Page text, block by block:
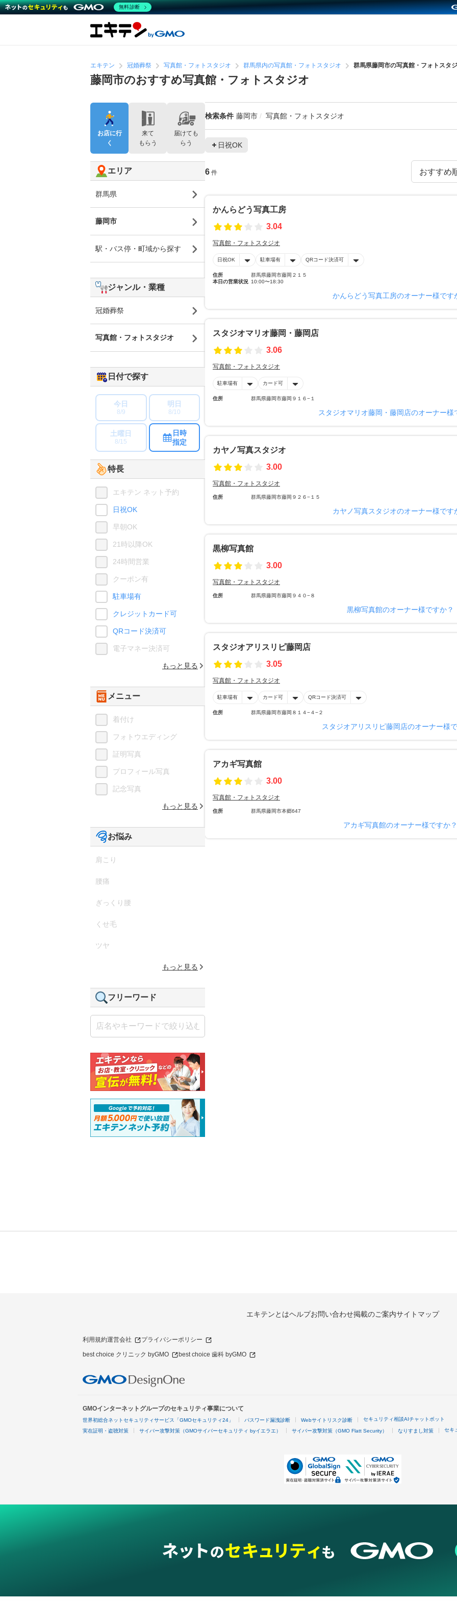
エキテン 冠婚葬祭 写真館・フォトスタジオ 群馬県内の写真館・フォトスタジオ 群馬県藤岡市の写真館・フォトスタ
藤岡市のおすすめ写真館・フォトスタジオ
検索条件 藤岡市 写真館・フォトスタジオ
日祝OK
6 件
かんらどう写真工房
3.04
写真館・フォトスタジオ
日祝OK 駐車場有 QRコード決済可
住所
群馬県藤岡市藤岡２１５
本日の営業状況 10:00〜18:30
かんらどう写真工房のオーナー様です
スタジオマリオ藤岡・藤岡店
3.06
写真館・フォトスタジオ
駐車場有 カード可
住所 群馬県藤岡市藤岡９１６−１
スタジオマリオ藤岡・藤岡店のオーナー様
カヤノ写真スタジオ
3.00
写真館・フォトスタジオ
住所 群馬県藤岡市藤岡９２６−１５
カヤノ写真スタジオのオーナー様です
黒柳写真館
3.00
写真館・フォトスタジオ
住所 群馬県藤岡市藤岡９４０−８
黒柳写真館のオーナー様ですか？
スタジオアリスリピ藤岡店
3.05
写真館・フォトスタジオ
駐車場有 カード可 QRコード決済可
住所 群馬県藤岡市藤岡８１４−４−２
スタジオアリスリピ藤岡店のオーナー様
アカギ写真館
3.00
写真館・フォトスタジオ
住所 群馬県藤岡市本郷647
アカギ写真館のオーナー様ですか？
お店に行
く
来て
もらう
届けても
らう
エリア
群馬県
藤岡市
駅・バス停・町域から探す
ジャンル・業種
冠婚葬祭
写真館・フォトスタジオ
日付で探す
今日
8/9
明日
8/10
土曜日
8/15
日時
指定
特長
エキテン ネット予約
日祝OK
早朝OK
21時以降OK
24時間営業
クーポン有
駐車場有
クレジットカード可
QRコード決済可
電子マネー決済可
もっと見る
メニュー
着付け
フォトウエディング
証明写真
プロフィール写真
記念写真
もっと見る
お悩み
肩こり
腰痛
ぎっくり腰
くせ毛
ツヤ
もっと見る
フリーワード
エキテンとはヘルプお問い合わせ掲載のご案内サイトマップ
利用規約運営会社 プライバシーポリシー
best choice クリニック byGMO best choice 歯科 byGMO
GMOインターネットグループのセキュリティ事業について
世界初総合ネットセキュリティサービス「GMOセキュリティ24」 パスワード漏洩診断 Webサイトリスク診断 セキュリティ相談AIチャットボット
実在証明・盗聴対策 サイバー攻撃対策（GMOサイバーセキュリティ byイエラエ） サイバー攻撃対策（GMO Flatt Security） なりすまし対策 セキ
無料診断